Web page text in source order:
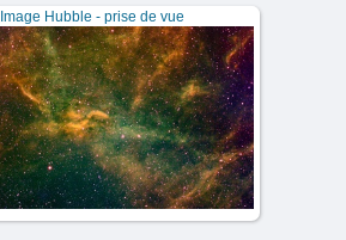
Image Hubble - prise de vue